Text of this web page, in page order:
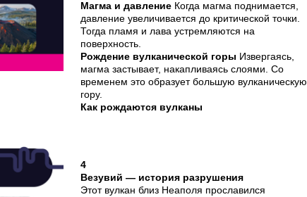
Магма и давление Когда магма поднимается,
давление увеличивается до критической точки.
Тогда пламя и лава устремляются на
поверхность.
Рождение вулканической горы Извергаясь,
магма застывает, накапливаясь слоями. Со
временем это образует большую вулканическую
гору.
Как рождаются вулканы
4
Везувий — история разрушения
Этот вулкан близ Неаполя прославился